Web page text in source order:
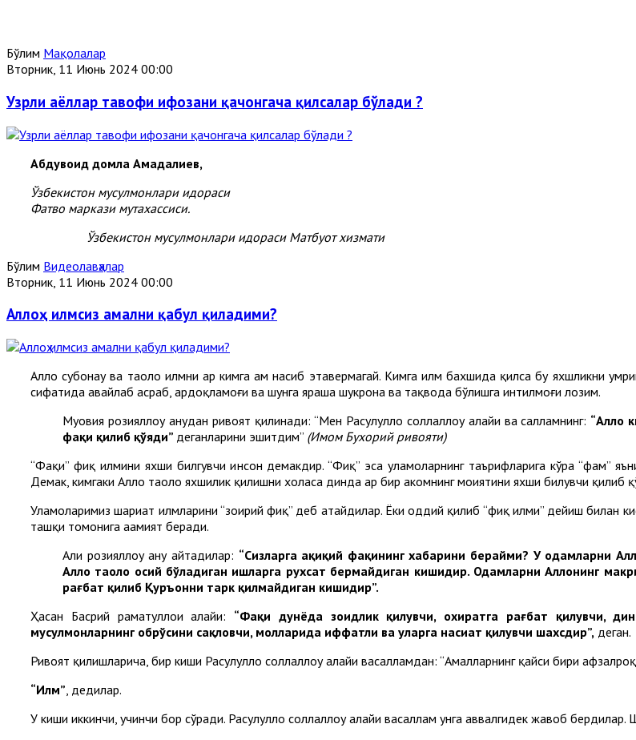
Бўлим Мақолалар
Вторник, 11 Июнь 2024 00:00
Узрли аёллар тавофи ифозани қачонгача қилсалар бўлади ?
Абдувоҳид домла Аҳмадалиев,
Ўзбекистон мусулмонлари идораси
Фатво маркази мутахассиси.
Ўзбекистон мусулмонлари идораси Матбуот хизмати
Бўлим Видеолавҳалар
Вторник, 11 Июнь 2024 00:00
Аллоҳ илмсиз амални қабул қиладими?
Аллоҳ субҳонаҳу ва таоло илмни ҳар кимга ҳам насиб этавермагай. Кимга илм бахшида қилса бу яхшликни
сифатида авайлаб асраб, ардоқламоғи ва шунга яраша шукрона ва тақвода бўлишга интилмоғи лозим.
Муовия розияллоҳу анҳудан ривоят қилинади: “Мен Расулуллоҳ соллаллоҳу алайҳи ва салламнинг:
фақиҳ қилиб қўяди” деганларини эшитдим” (Имом Бухорий ривояти)
“Фақиҳ” фиқҳ илмини яхши билгувчи инсон демакдир. “Фиқҳ” эса уламоларнинг таърифларига кўра “фаҳм”
Демак, кимгаки Аллоҳ таоло яхшилик қилишни хоҳласа динда ҳар бир аҳкомнинг моҳиятини яхши билувчи қилиб
Уламоларимиз шариат илмларини “зоҳирий фиқҳ” деб атайдилар. Ёки оддий қилиб “фиқҳ илми” дейиш билан
ташқи томонига аҳамият беради.
Али розияллоҳу анҳу айтадилар: “Сизларга ҳақиқий фақиҳнинг хабарини берайми? У одамларни
Аллоҳ таоло осий бўладиган ишларга рухсат бермайдиган кишидир. Одамларни Аллоҳнинг
рағбат қилиб Қуръонни тарк қилмайдиган кишидир”.
Ҳасан Басрий раҳматуллоҳи алайҳи: “Фақиҳ дунёда зоҳидлик қилувчи, охиратга рағбат қилувчи,
мусулмонларнинг обрўсини сақловчи, молларида иффатли ва уларга насиҳат қилувчи шахсдир”, деган.
Ривоят қилишларича, бир киши Расулуллоҳ соллаллоҳу алайҳи васалламдан: “Амалларнинг қайси бири
“Илм”, дедилар.
У киши иккинчи, учинчи бор сўради. Расулуллоҳ соллаллоҳу алайҳи васаллам унга аввалгидек жавоб